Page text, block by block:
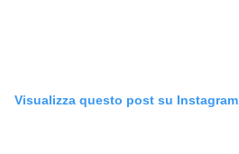
Visualizza questo post su Instagram